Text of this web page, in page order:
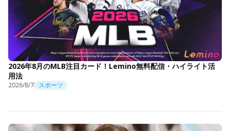
2026年8月のMLB注目カード！Lemino無料配信・ハイライト活
用法
2026/8/7 スポーツ